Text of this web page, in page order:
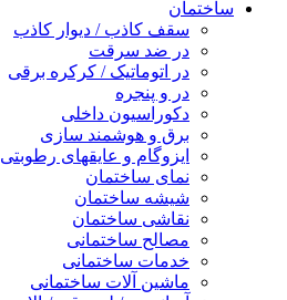
ساختمان
سقف کاذب / دیوار کاذب
در ضد سرقت
در اتوماتیک / کرکره برقی
در و پنجره
دکوراسیون داخلی
برق و هوشمند سازی
ایزوگام و عایقهای رطوبتی
نمای ساختمان
شیشه ساختمان
نقاشی ساختمان
مصالح ساختمانی
خدمات ساختمانی
ماشین آلات ساختمانی